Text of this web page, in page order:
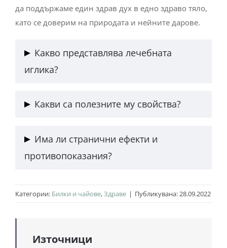
да поддържаме един здрав дух в едно здраво тяло,
като се доверим на природата и нейните дарове.
Какво представлява лечебната
иглика?
растение с жълти цветове, което е сред най-
Какви са полезните му свойства?
спазмолитично действие на лечебната иглика.
Има ли странични ефекти и
противопоказания?
антикоагуланти, поради засилване на ефекта им.
Категории: Билки и чайове,Здраве | Публикувана: 28.09.2022
Източници